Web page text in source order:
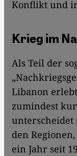
Konflikt und
Krieg im
Als Teil der
Libanon
zumindest
unterscheidet
den
ein Jahr seit